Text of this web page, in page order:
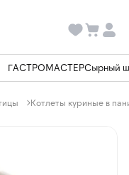
ГАСТРОМАСТЕРСырный
Котлеты куриные в